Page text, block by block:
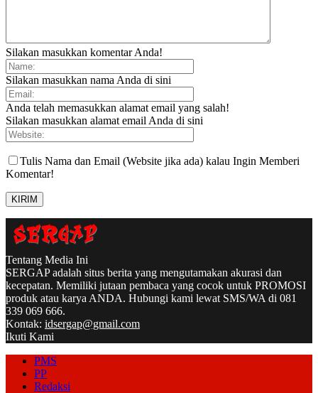
Silakan masukkan komentar Anda!
Silakan masukkan nama Anda di sini
Anda telah memasukkan alamat email yang salah!
Silakan masukkan alamat email Anda di sini
Tulis Nama dan Email (Website jika ada) kalau Ingin Memberi
Komentar!
Tentang Media Ini
SERGAP adalah situs berita yang mengutamakan akurasi dan
kecepatan. Memiliki jutaan pembaca yang cocok untuk PROMOSI
produk atau karya ANDA. Hubungi kami lewat SMS/WA di 081
339 069 666.
Kontak: idsergap@gmail.com
Ikuti Kami
PMS
PP
Redaksi